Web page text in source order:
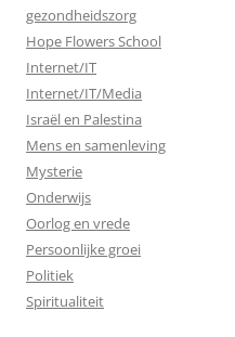
gezondheidszorg
Hope Flowers School
Internet/IT
Internet/IT/Media
Israël en Palestina
Mens en samenleving
Mysterie
Onderwijs
Oorlog en vrede
Persoonlijke groei
Politiek
Spiritualiteit